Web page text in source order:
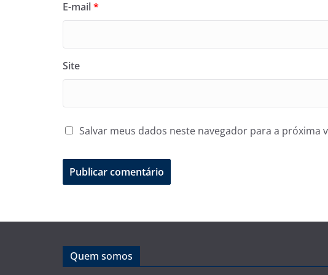
E-mail*
Site
Salvar meus dados neste navegador para a próxima
Quem somos